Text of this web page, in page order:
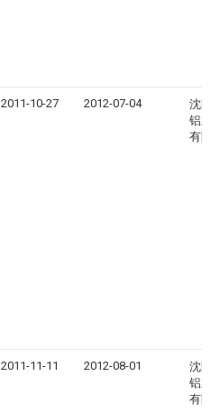
2011-10-27 2012-07-04
沈阳
铝业
有限
2011-11-11 2012-08-01
沈阳
铝业
有限